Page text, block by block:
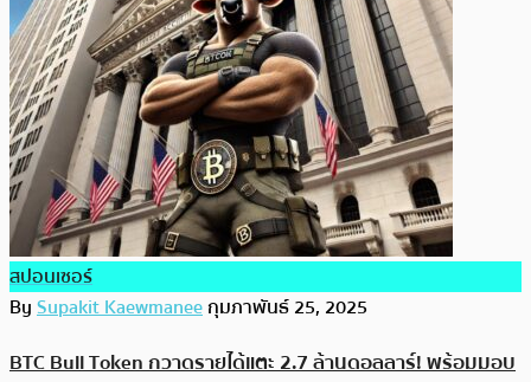
สปอนเซอร์
BySupakit Kaewmaneeกุมภาพันธ์ 25, 2025
BTC Bull Token กวาดรายได้แตะ 2.7 ล้านดอลลาร์! พร้อมมอบ